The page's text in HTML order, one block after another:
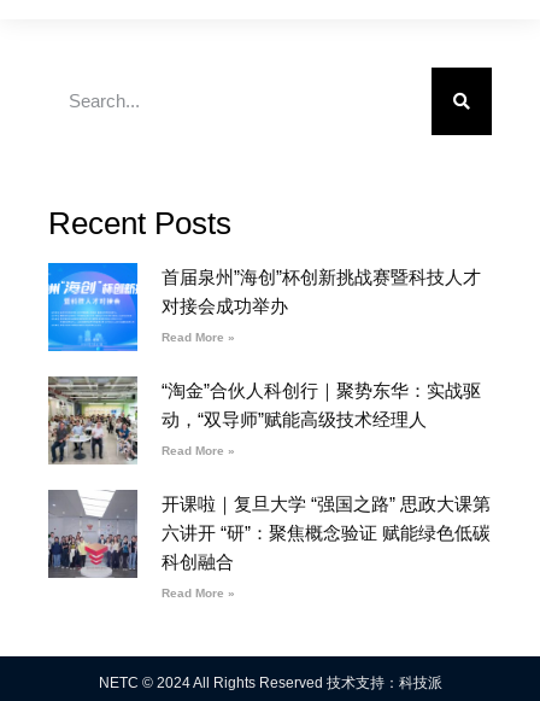
Recent Posts
首届泉州”海创”杯创新挑战赛暨科技人才
对接会成功举办
Read More »
“淘金”合伙人科创行｜聚势东华：实战驱
动，“双导师”赋能高级技术经理人
Read More »
开课啦｜复旦大学 “强国之路” 思政大课第
六讲开 “研”：聚焦概念验证 赋能绿色低碳
科创融合
Read More »
NETC © 2024 All Rights Reserved 技术支持：科技派